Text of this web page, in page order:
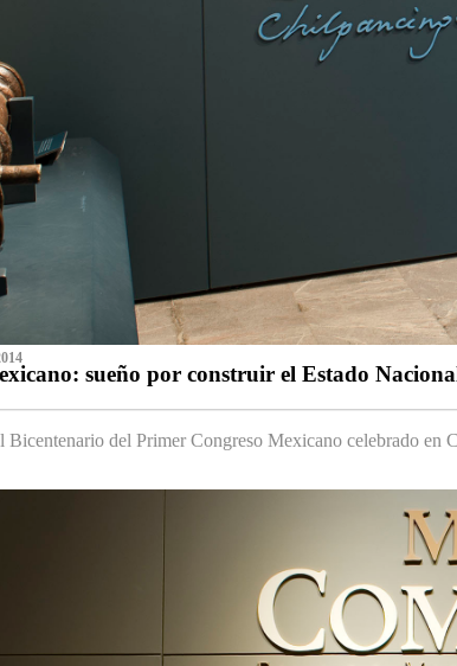
sueño por construir el Estado
Bicentenario del Primer Congreso Mexicano celebrado